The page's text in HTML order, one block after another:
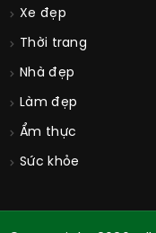
Xe đẹp
Thời trang
Nhà đẹp
Làm đẹp
Ẩm thực
Sức khỏe